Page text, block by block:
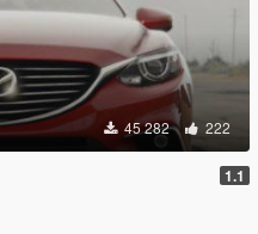
45 282 222
1.1